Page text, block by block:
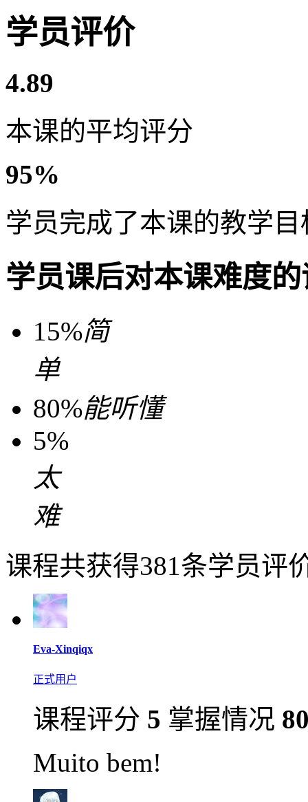
学员评价
4.89
本课的平均评分
95%
学员完成了本课的教学目
学员课后对本课难度
15%简
单
80%能听懂
5%
太
难
课程共获得381条学员评
Eva-Xinqiqx
正式用户
课程评分 5 掌握情况
Muito bem!